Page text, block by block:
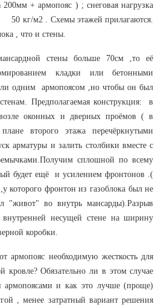
200мм + армопояс ) ; снеговая нагрузка
кг/м2 . Схемы этажей прилагаются.
, что и стены.
стены больше 70см ,то её
кладки или бетонными
одним армопоясом ,но чтобы он был
Предполагаемая конструкция: в
оконных и дверных проёмов ( в
второго этажа перечёркнутыми
арматуры и залить столбики вместе с
сплошной по всему
будет ещё и усилением фронтонов .(
которого фронтон из газоблока был не
"живот" во внутрь мансарды).Разрыв
внутренней несущей стене на ширину
коробки.
армопояс необходимую жесткость для
кровле? Обязательно ли в этом случае
армопоясами и как это лучше (проще)
, менее затратный вариант решения